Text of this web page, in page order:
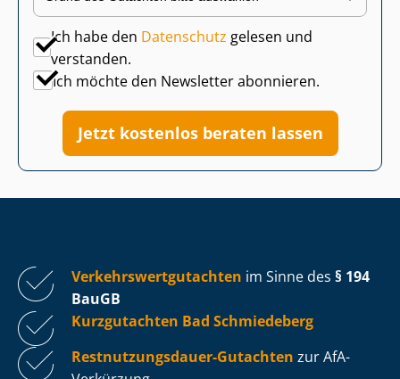
Ich habe den Datenschutz gelesen und
verstanden.
Ich möchte den Newsletter abonnieren.
Jetzt kostenlos beraten lassen
Ver­kehrs­wert­gut­ach­ten im Sinne des § 194
BauGB
Kurzgutachten Bad Schmiedeberg
Rest­nut­zungs­dau­er-Gutachten zur AfA-